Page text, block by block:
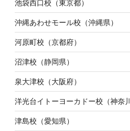
池袋西口校（東京都）
沖縄あわせモール校（沖縄県）
河原町校（京都府）
沼津校（静岡県）
泉大津校（大阪府）
洋光台イトーヨーカドー校（神奈
津島校（愛知県）